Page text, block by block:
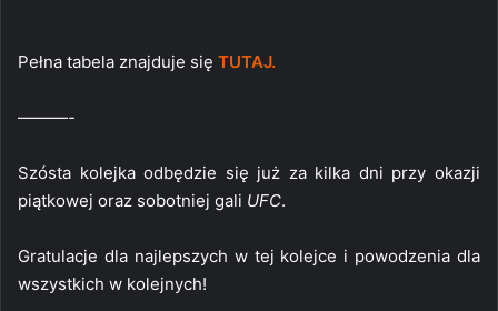
Pełna tabela znajduje się TUTAJ.
———-
Szósta kolejka odbędzie się już za kilka dni przy okazji
piątkowej oraz sobotniej gali UFC.
Gratulacje dla najlepszych w tej kolejce i powodzenia dla
wszystkich w kolejnych!